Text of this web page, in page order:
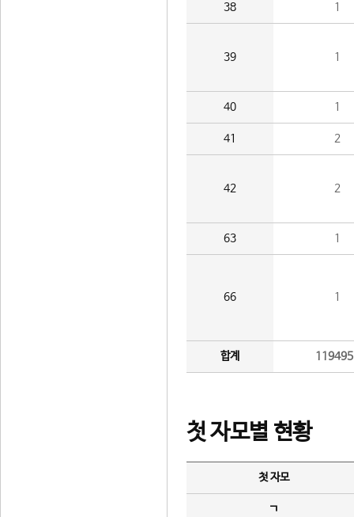
38 1
39 1
40 1
41 2
42 2
63 1
66 1
합계
첫 자모별 현황
첫 자모
ㄱ